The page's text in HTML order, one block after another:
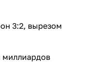
3:2, вырезом
миллиардов